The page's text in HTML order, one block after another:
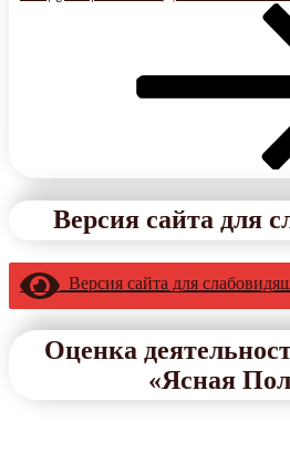
Версия сайта для
Версия сайта для
Оценка
«Ясная